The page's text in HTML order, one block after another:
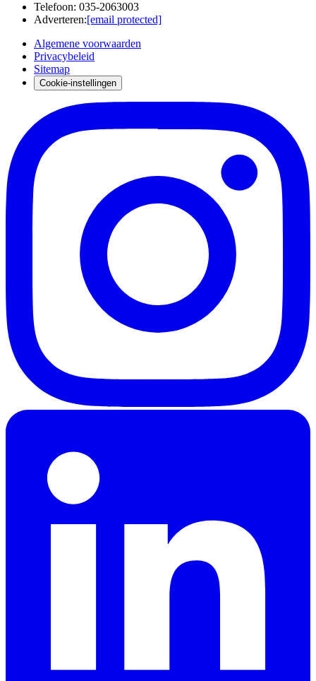
Telefoon: 035-2063003
Adverteren:[email protected]
Algemene voorwaarden
Privacybeleid
Sitemap
Cookie-instellingen